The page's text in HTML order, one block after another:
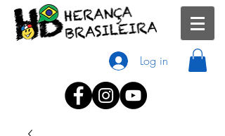
Log in